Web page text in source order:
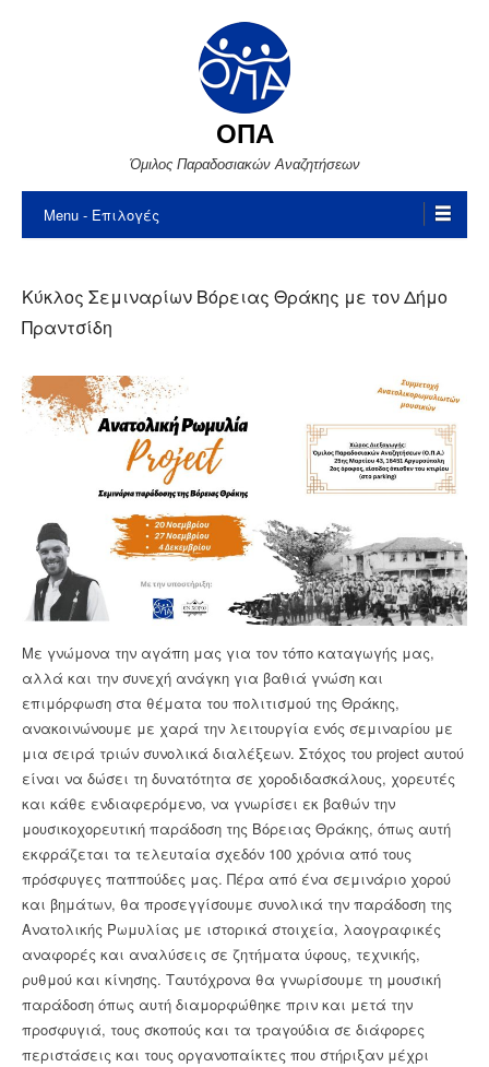
ΟΠΑ
Όμιλος Παραδοσιακών Αναζητήσεων
Menu
Κύκλος Σεμιναρίων Βόρειας Θράκης με τον Δήμο
Πραντσίδη
Με γνώμονα την αγάπη μας για τον τόπο καταγωγής μας,
αλλά και την συνεχή ανάγκη για βαθιά γνώση και
επιμόρφωση στα θέματα του πολιτισμού της Θράκης,
ανακοινώνουμε με χαρά την λειτουργία ενός σεμιναρίου με
μια σειρά τριών συνολικά διαλέξεων. Στόχος του project αυτού
είναι να δώσει τη δυνατότητα σε χοροδιδασκάλους, χορευτές
και κάθε ενδιαφερόμενο, να γνωρίσει εκ βαθών την
μουσικοχορευτική παράδοση της Βόρειας Θράκης, όπως αυτή
εκφράζεται τα τελευταία σχεδόν 100 χρόνια από τους
πρόσφυγες παππούδες μας. Πέρα από ένα σεμινάριο χορού
και βημάτων, θα προσεγγίσουμε συνολικά την παράδοση της
Ανατολικής Ρωμυλίας με ιστορικά στοιχεία, λαογραφικές
αναφορές και αναλύσεις σε ζητήματα ύφους, τεχνικής,
ρυθμού και κίνησης. Ταυτόχρονα θα γνωρίσουμε τη μουσική
παράδοση όπως αυτή διαμορφώθηκε πριν και μετά την
προσφυγιά, τους σκοπούς και τα τραγούδια σε διάφορες
περιστάσεις και τους οργανοπαίκτες που στήριξαν μέχρι